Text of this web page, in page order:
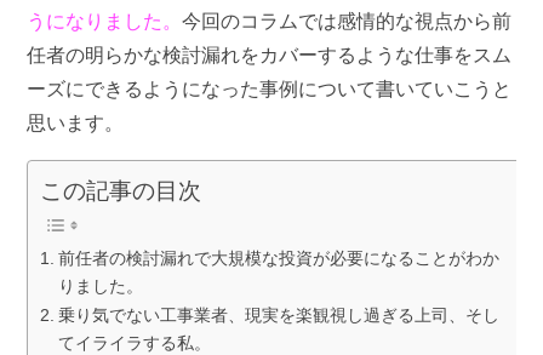
うになりました。今回のコラムでは感情的な視点から前
任者の明らかな検討漏れをカバーするような仕事をスム
ーズにできるようになった事例について書いていこうと
思います。
この記事の目次
前任者の検討漏れで大規模な投資が必要になることがわか
りました。
乗り気でない工事業者、現実を楽観視し過ぎる上司、そし
てイライラする私。